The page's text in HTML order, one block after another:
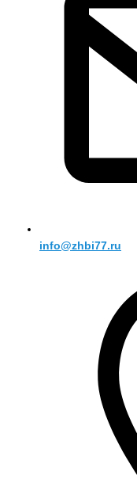
info@zhbi77.ru